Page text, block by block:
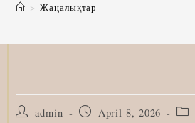
> Жаңалықтар
Postadmin
Post April 8, 2026
Post